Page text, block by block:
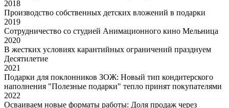
2018
Производство собственных детских вложений в подарки
2019
Сотрудничество со студией Анимационного кино Мельница
2020
В жестких условиях карантийных ограничений празднуем
Десятилетие
2021
Подарки для поклонников ЗОЖ: Новый тип кондитерского
наполнения "Полезные подарки" тепло принят покупателями
2022
Осваиваем новые форматы работы: Доля продаж через